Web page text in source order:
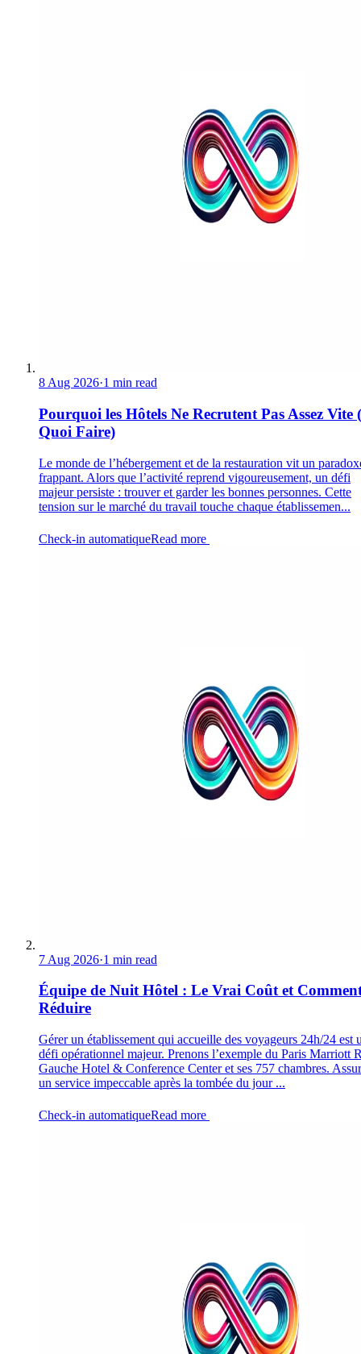
8 Aug 2026·1 min read
Pourquoi les Hôtels Ne Recrutent Pas Assez Vite
Quoi Faire)
Le monde de l’hébergement et de la restauration vit un
frappant. Alors que l’activité reprend vigoureusement, un défi
majeur persiste : trouver et garder les bonnes personnes. Cette
tension sur le marché du travail touche chaque établissemen...
Check-in automatiqueRead more
7 Aug 2026·1 min read
Équipe de Nuit Hôtel : Le Vrai Coût et
Réduire
Gérer un établissement qui accueille des voyageurs 24h/24 est
défi opérationnel majeur. Prenons l’exemple du Paris Marriott
Gauche Hotel & Conference Center et ses 757 chambres.
un service impeccable après la tombée du jour ...
Check-in automatiqueRead more